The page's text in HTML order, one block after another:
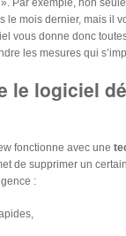
le mois dernier, mais il
vous donne donc
les mesures qui
le logiciel
fonctionne avec une
de supprimer un
: